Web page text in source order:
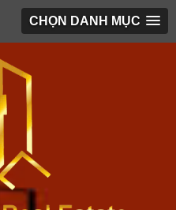
CHỌN DANH MỤC